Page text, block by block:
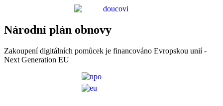
Národní plán obnovy
Zakoupení digitálních pomůcek je financováno Evropskou unií -
Next Generation EU